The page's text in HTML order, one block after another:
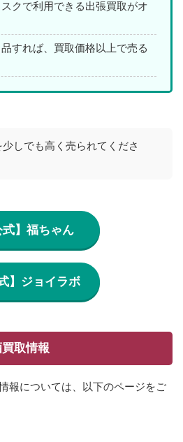
クで利用できる出張買取がオ
すれば、買取価格以上で売る
しでも高く売られてくださ
式】福ちゃん
】ジョイラボ
取情報
報については、以下のページをご